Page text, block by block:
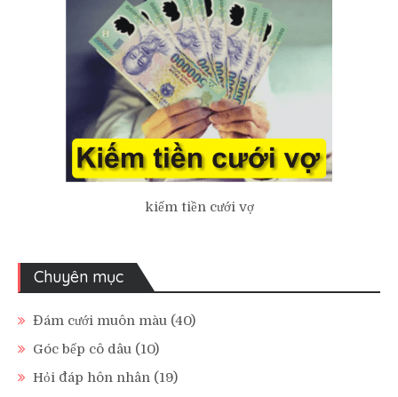
kiếm tiền cưới vợ
Chuyên mục
Đám cưới muôn màu (40)
Góc bếp cô dâu (10)
Hỏi đáp hôn nhân (19)